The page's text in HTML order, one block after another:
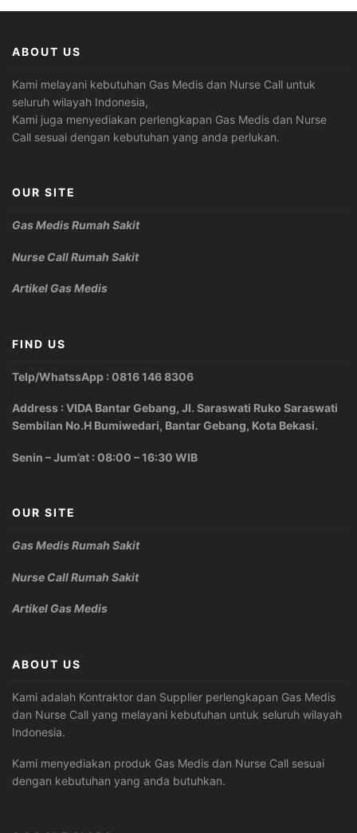
ABOUT US
Kami melayani kebutuhan Gas Medis dan Nurse Call untuk
seluruh wilayah Indonesia,
Kami juga menyediakan perlengkapan Gas Medis dan Nurse
Call sesuai dengan kebutuhan yang anda perlukan.
OUR SITE
Gas Medis Rumah Sakit
Nurse Call Rumah Sakit
Artikel Gas Medis
FIND US
Telp/WhatssApp : 0816 146 8306
Address : VIDA Bantar Gebang, Jl. Saraswati Ruko Saraswati
Sembilan No.H Bumiwedari, Bantar Gebang, Kota Bekasi.
Senin – Jum’at : 08:00 – 16:30 WIB
OUR SITE
Gas Medis Rumah Sakit
Nurse Call Rumah Sakit
Artikel Gas Medis
ABOUT US
Kami adalah Kontraktor dan Supplier perlengkapan Gas Medis
dan Nurse Call yang melayani kebutuhan untuk seluruh wilayah
Indonesia.
Kami menyediakan produk Gas Medis dan Nurse Call sesuai
dengan kebutuhan yang anda butuhkan.